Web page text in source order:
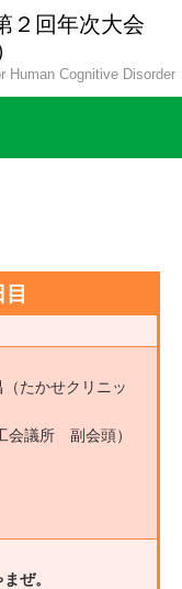
２回年次大会
Human Cognitive Disorder
目
たかせクリニッ
会議所 副会頭）
ぜ。